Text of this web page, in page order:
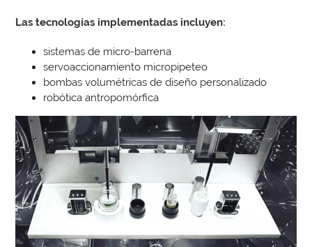
Las tecnologías implementadas incluyen:
sistemas de micro-barrena
servoaccionamiento micropipeteo
bombas volumétricas de diseño personalizado
robótica antropomórfica